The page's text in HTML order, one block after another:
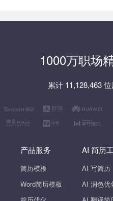
1000万职场
累计 11,128,463
产品服务
简历模板
Word简历模板
AI 简历
AI 写简历
AI 润色优